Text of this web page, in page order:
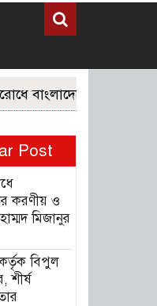
বাংলাদেশের জনগণের
Post
করণীয় ও
মিজানুর
বিপুল
শীর্ষ